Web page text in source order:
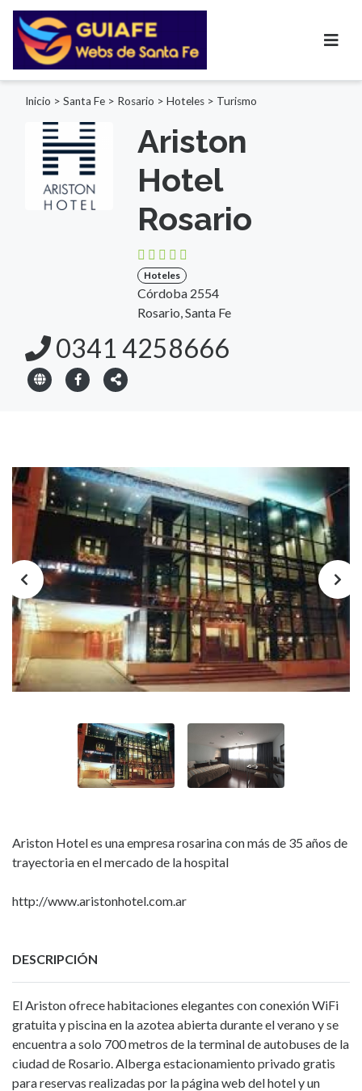
Inicio > Santa Fe > Rosario > Hoteles > Turismo
Ariston
Hotel
Rosario
Hoteles
Córdoba 2554
Rosario, Santa Fe
0341 4258666
Ariston Hotel es una empresa rosarina con más de 35 años de
trayectoria en el mercado de la hospital
http://www.aristonhotel.com.ar
DESCRIPCIÓN
El Ariston ofrece habitaciones elegantes con conexión WiFi
gratuita y piscina en la azotea abierta durante el verano y se
encuentra a solo 700 metros de la terminal de autobuses de la
ciudad de Rosario. Alberga estacionamiento privado gratis
para reservas realizadas por la página web del hotel y un